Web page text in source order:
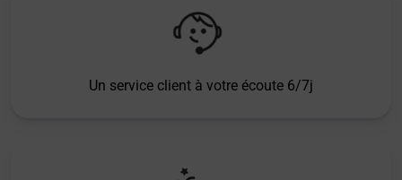
Un service client à votre écoute 6/7j